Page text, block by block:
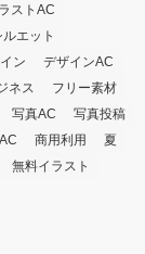
ストAC
ルエット
ン
デザインAC
ネス
フリー素材
写真AC
写真投稿
商用利用
夏
無料イラスト